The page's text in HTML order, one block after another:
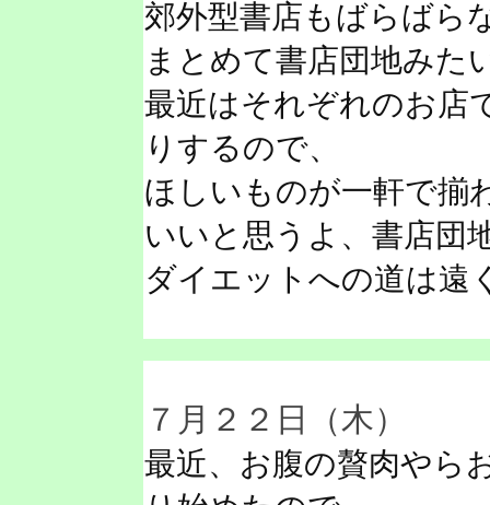
郊外型書店もばらばら
まとめて書店団地みた
最近はそれぞれのお店
りするので、
ほしいものが一軒で揃
いいと思うよ、書店団
ダイエットへの道は遠
７月２２日（木）
最近、お腹の贅肉やら